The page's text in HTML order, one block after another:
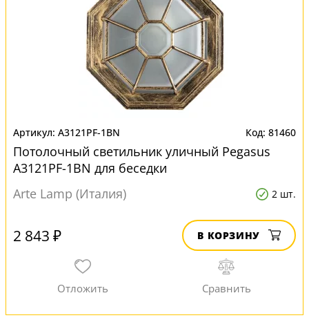
A3121PF-1BN 81460
Потолочный светильник уличный Pegasus
A3121PF-1BN для беседки
Arte Lamp (Италия)
2 шт.
2 843 ₽ В КОРЗИНУ